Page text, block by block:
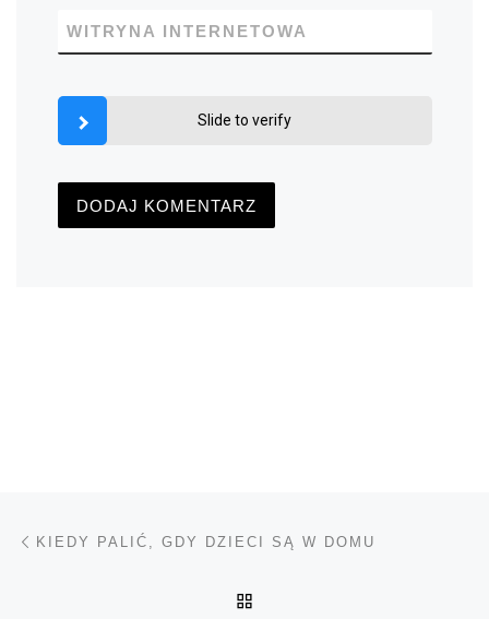
WITRYNA INTERNETOWA
Slide to verify
Nawigacja wpisu
KIEDY PALIĆ, GDY DZIECI SĄ W DOMU